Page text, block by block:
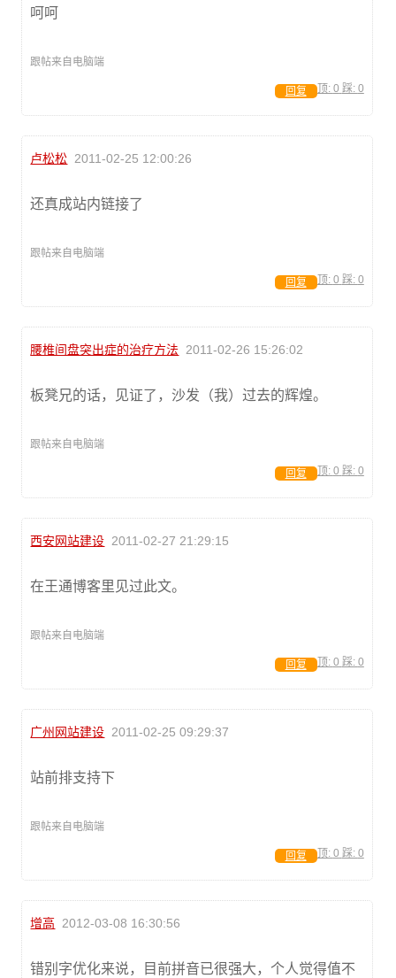
呵呵
跟帖来自电脑端
顶: 0 踩: 0
回复
卢松松 2011-02-25 12:00:26
还真成站内链接了
跟帖来自电脑端
顶: 0 踩: 0
回复
腰椎间盘突出症的治疗方法 2011-02-26 15:26:02
板凳兄的话，见证了，沙发（我）过去的辉煌。
跟帖来自电脑端
顶: 0 踩: 0
回复
西安网站建设 2011-02-27 21:29:15
在王通博客里见过此文。
跟帖来自电脑端
顶: 0 踩: 0
回复
广州网站建设 2011-02-25 09:29:37
站前排支持下
跟帖来自电脑端
顶: 0 踩: 0
回复
增高 2012-03-08 16:30:56
错别字优化来说，目前拼音已很强大，个人觉得值不